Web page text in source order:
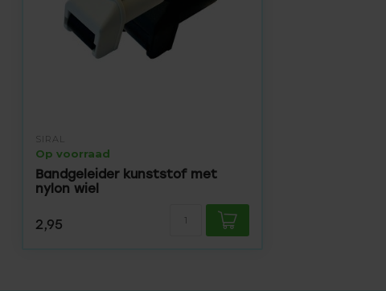
SIRAL
Op voorraad
Bandgeleider kunststof met
nylon wiel
2,95